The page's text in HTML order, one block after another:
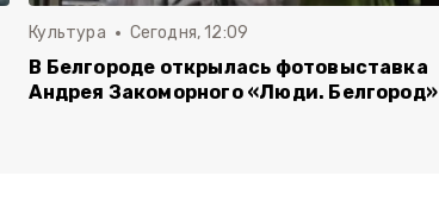
Культура Сегодня, 12:09
В Белгороде открылась фотовыставка
Андрея Закоморного «Люди. Белгород»